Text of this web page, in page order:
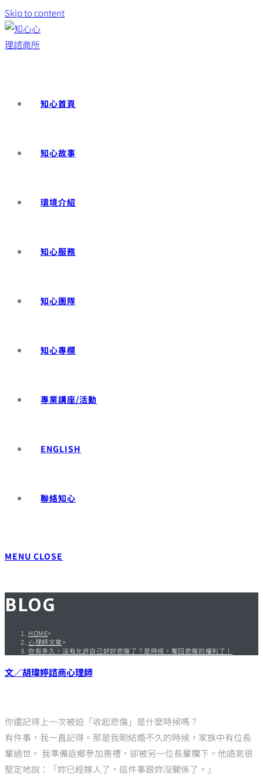
Skip to content
知心首頁
知心故事
環境介紹
知心服務
知心團隊
知心專欄
專業講座/活動
ENGLISH
聯絡知心
MENU CLOSE
BLOG
HOME>
心理師文章>
你有多久，沒有允許自己好好悲傷了？是時候，奪回悲傷的權利了！
文／胡瑋婷諮商心理師
你還記得上一次被迫「收起悲傷」是什麼時候嗎？
有件事，我一直記得。那是我剛結婚不久的時候，家族中有位長
輩過世。 我準備返鄉參加喪禮，卻被另一位長輩攔下。他語氣很
堅定地說：「妳已經嫁人了，這件事跟妳沒關係了。」